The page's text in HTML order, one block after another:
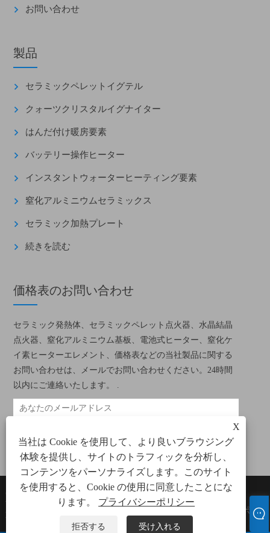
X
当社は Cookie を使用して、より良いブラウジング
体験を提供し、サイトのトラフィックを分析し、
コンテンツをパーソナライズします。このサイト
を使用すると、Cookie の使用に同意したことにな
ります。 プライバシーポリシー
拒否する 受け入れる
お問い合わせ
製品
セラミックペレットイグテル
クォーツクリスタルイグナイター
はんだ付け暖房要素
バッテリー操作ヒーター
インスタントウォーターヒーティング要素
窒化アルミニウムセラミックス
セラミック加熱プレート
続きを読む
価格表のお問い合わせ
セラミック発熱体、セラミックペレット点火器、水晶結晶
点火器、窒化アルミニウム基板、電池式ヒーター、窒化ケ
イ素ヒーターエレメント、価格表などの当社製品に関する
お問い合わせは、メールでお問い合わせください。24時間
以内にご連絡いたします。 .
Copyright©2022 Xiamen Green
Way Electronic Technology Co.、
Ltd。
Links
RSS
プライバシーポリ
シー